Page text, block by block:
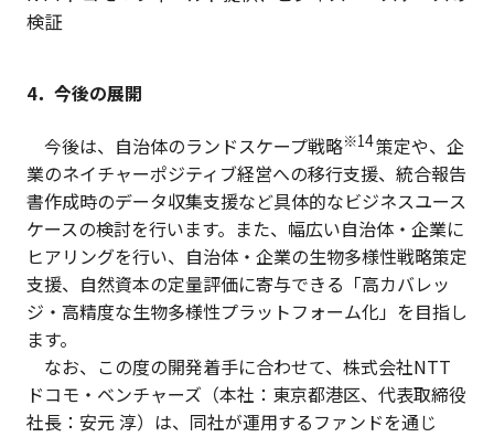
検証
4．今後の展開
今後は、自治体のランドスケープ戦略※14策定や、企
業のネイチャーポジティブ経営への移行支援、統合報告
書作成時のデータ収集支援など具体的なビジネスユース
ケースの検討を行います。また、幅広い自治体・企業に
ヒアリングを行い、自治体・企業の生物多様性戦略策定
支援、自然資本の定量評価に寄与できる「高カバレッ
ジ・高精度な生物多様性プラットフォーム化」を目指し
ます。
なお、この度の開発着手に合わせて、株式会社NTT
ドコモ・ベンチャーズ（本社：東京都港区、代表取締役
社長：安元 淳）は、同社が運用するファンドを通じ